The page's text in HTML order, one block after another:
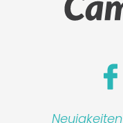
Neuigkeiten